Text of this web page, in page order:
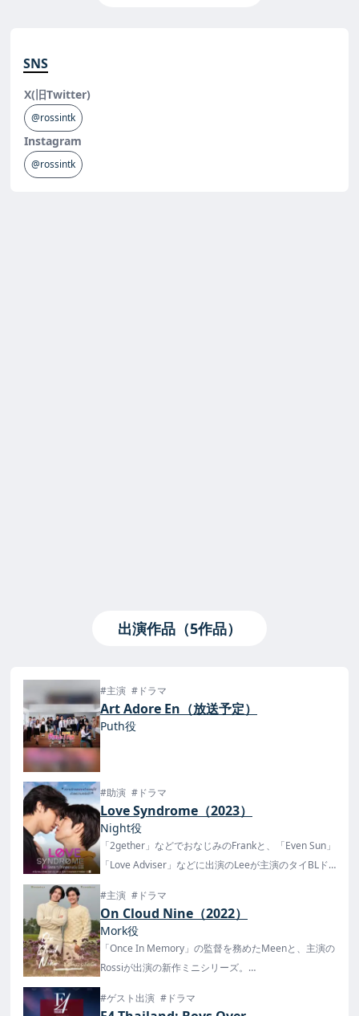
SNS
X(旧Twitter)
@rossintk
Instagram
@rossintk
出演作品（5作品）
#主演 #ドラマ
Art Adore En（放送予定）
Puth役
#助演 #ドラマ
Love Syndrome（2023）
Night役
「2gether」などでおなじみのFrankと、「Even Sun」
「Love Adviser」などに出演のLeeが主演のタイBLド
タイでは3月4日(土)よりAmarin TVで放送。
#主演 #ドラマ
On Cloud Nine（2022）
Mork役
「Once In Memory」の監督を務めたMeenと、主演の
Rossiが出演の新作ミニシリーズ。
始！
#ゲスト出演 #ドラマ